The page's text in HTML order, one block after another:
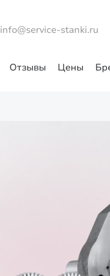
Отзывы Цены
info@service-stanki.ru